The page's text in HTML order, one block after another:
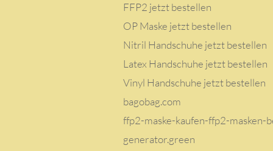
FFP2 jetzt bestellen
OP Maske jetzt bestellen
Nitril Handschuhe jetzt bestellen
Latex Handschuhe jetzt bestellen
Vinyl Handschuhe jetzt bestellen
bagobag.com
ffp2-maske-kaufen-ffp2-masken-
generator.green